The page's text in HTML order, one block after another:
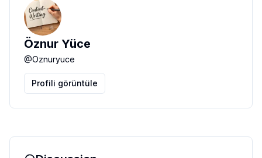
Öznur Yüce
@Oznuryuce
Profili görüntüle